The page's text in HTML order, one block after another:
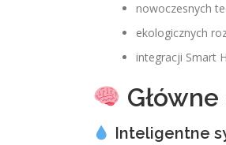
nowoczesnych
ekologicznych
integracji Smart
Inteligentne